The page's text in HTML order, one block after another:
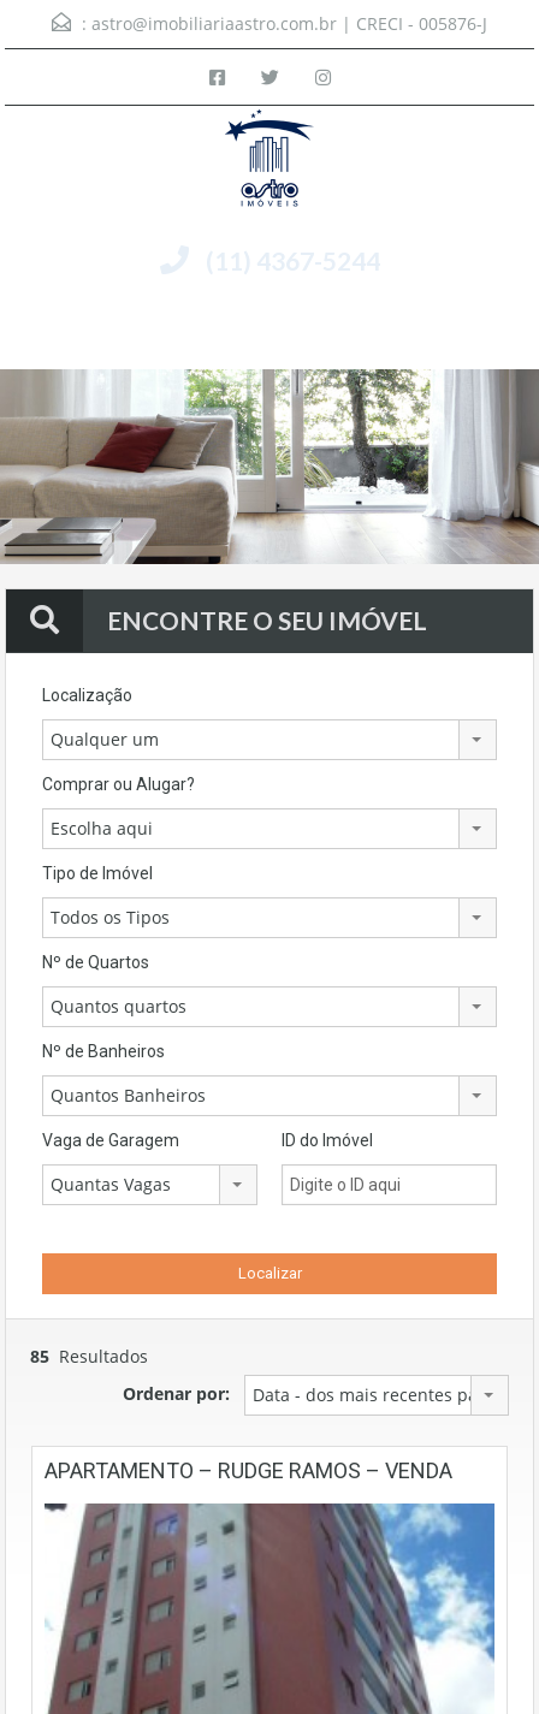
: astro@imobiliariaastro.com.br | CRECI - 005876-J
(11) 4367-5244
ENCONTRE O SEU IMÓVEL
Localização
Qualquer um
Comprar ou Alugar?
Escolha aqui
Tipo de Imóvel
Todos os Tipos
Nº de Quartos
Quantos quartos
Nº de Banheiros
Quantos Banheiros
Vaga de Garagem
Quantas Vagas
ID do Imóvel
85 Resultados
Ordenar por:
Data - dos mais recentes para os
APARTAMENTO – RUDGE RAMOS – VENDA